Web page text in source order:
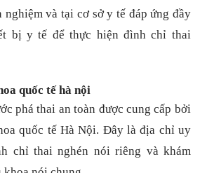
nghiệm và tại cơ sở y tế đáp ứng đầy
bị y tế để thực hiện đình chỉ thai
quốc tế hà nội
phá thai an toàn được cung cấp bởi
quốc tế Hà Nội. Đây là địa chỉ uy
chỉ thai nghén nói riêng và khám